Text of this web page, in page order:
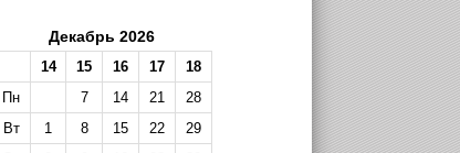
Декабрь 2026
14 15 16 17
18
Пн
7 14 21
28
Вт
1 8 15 22
29